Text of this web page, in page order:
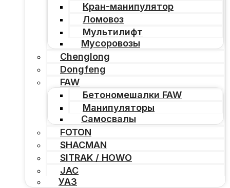
Кран-манипулятор
Ломовоз
Мультилифт
Мусоровозы
Chenglong
Dongfeng
FAW
Бетономешалки FAW
Манипуляторы
Самосвалы
FOTON
SHACMAN
SITRAK / HOWO
JAC
УАЗ